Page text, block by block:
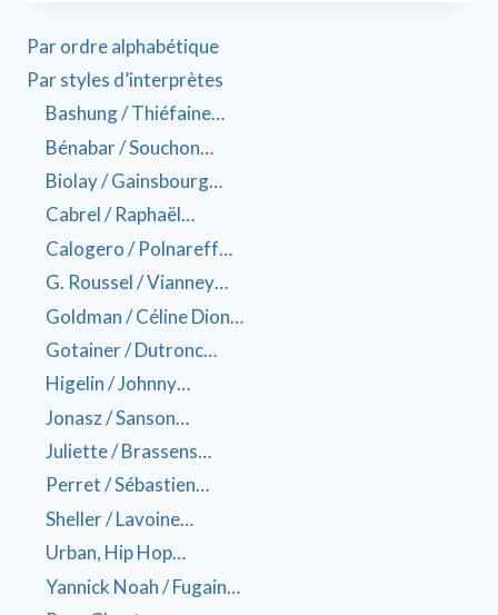
Par ordre alphabétique
Par styles d’interprètes
Bashung / Thiéfaine…
Bénabar / Souchon…
Biolay / Gainsbourg…
Cabrel / Raphaël…
Calogero / Polnareff…
G. Roussel / Vianney…
Goldman / Céline Dion…
Gotainer / Dutronc…
Higelin / Johnny…
Jonasz / Sanson…
Juliette / Brassens…
Perret / Sébastien…
Sheller / Lavoine…
Urban, Hip Hop…
Yannick Noah / Fugain…